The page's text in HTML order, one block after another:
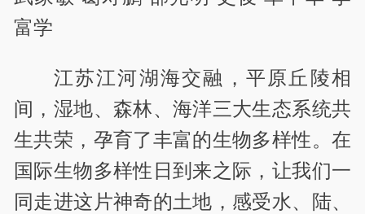
富学
江苏江河湖海交融，平原丘陵相
间，湿地、森林、海洋三大生态系统共
生共荣，孕育了丰富的生物多样性。在
国际生物多样性日到来之际，让我们一
同走进这片神奇的土地，感受水、陆、